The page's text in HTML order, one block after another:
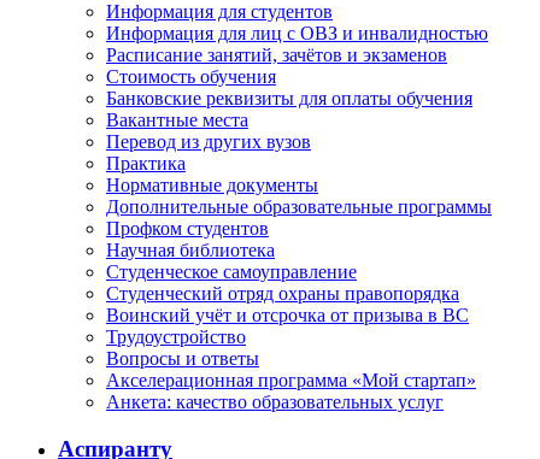
Информация для студентов
Информация для лиц с ОВЗ и инвалидностью
Расписание занятий, зачётов и экзаменов
Стоимость обучения
Банковские реквизиты для оплаты обучения
Вакантные места
Перевод из других вузов
Практика
Нормативные документы
Дополнительные образовательные программы
Профком студентов
Научная библиотека
Студенческое самоуправление
Студенческий отряд охраны правопорядка
Воинский учёт и отсрочка от призыва в ВС
Трудоустройство
Вопросы и ответы
Акселерационная программа «Мой стартап»
Анкета: качество образовательных услуг
Аспиранту